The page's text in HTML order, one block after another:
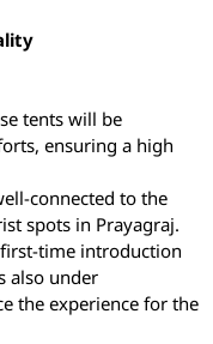
tents will be
ensuring a high
connected to the
spots in Prayagraj.
first-time introduction
also under
the experience for the